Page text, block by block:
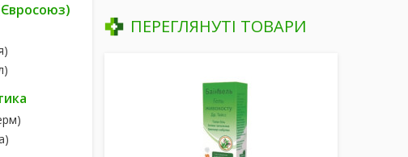
ПЕРЕГЛЯНУТІ ТОВАРИ